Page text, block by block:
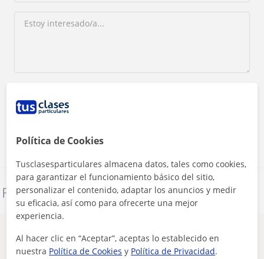
Denunciar este perfil
Otros profesores de Matemáticas en
Pamplona - Iruña que pueden interesarte
Política de Cookies
Tusclasesparticulares almacena datos, tales como cookies,
para garantizar el funcionamiento básico del sitio,
personalizar el contenido, adaptar los anuncios y medir
su eficacia, así como para ofrecerte una mejor
experiencia.
Al hacer clic en “Aceptar”, aceptas lo establecido en
nuestra Política de Cookies y Política de Privacidad.